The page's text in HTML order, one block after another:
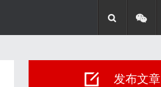
发布文章